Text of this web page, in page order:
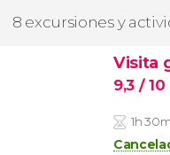
8 excursiones y
Visita
9,3 / 10
1h 30m